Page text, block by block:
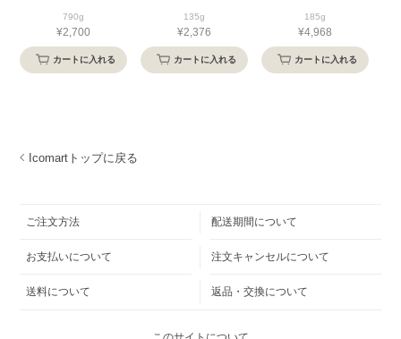
790g
¥2,700
カートに入れる
135g
¥2,376
カートに入れる
185g
¥4,968
カートに入れる
Icomartトップに戻る
ご注文方法 配送期間について
お支払いについて 注文キャンセルについて
送料について 返品・交換について